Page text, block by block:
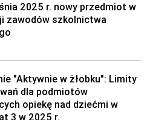
2025 r. nowy przedmiot w
zawodów szkolnictwa
"Aktywnie w żłobku": Limity
dla podmiotów
opiekę nad dziećmi w
3 w 2025 r.